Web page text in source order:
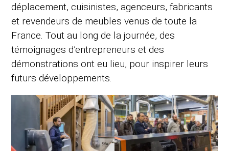
déplacement, cuisinistes, agenceurs, fabricants
et revendeurs de meubles venus de toute la
France. Tout au long de la journée, des
témoignages d’entrepreneurs et des
démonstrations ont eu lieu, pour inspirer leurs
futurs développements.